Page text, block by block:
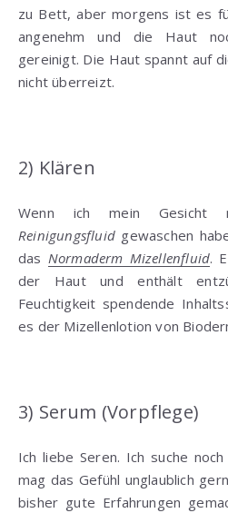
zu Bett, aber morgens ist es
angenehm und die Haut
gereinigt. Die Haut spannt auf
nicht überreizt.
2) Klären
Wenn ich mein
Reinigungsfluid gewaschen
das Normaderm Mizellenfluid.
der Haut und enthält
Feuchtigkeit spendende
es der Mizellenlotion von
3) Serum (Vorpflege)
Ich liebe Seren. Ich suche
mag das Gefühl unglaublich
bisher gute Erfahrungen